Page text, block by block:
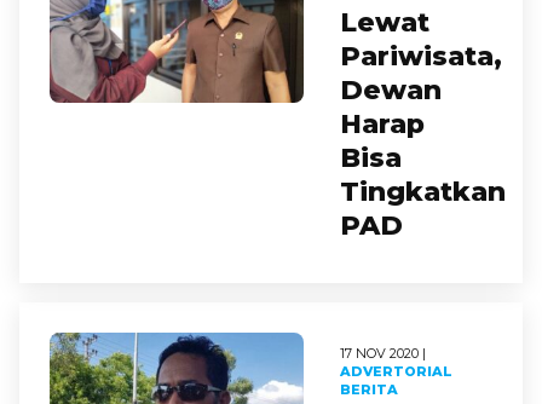
Lewat
Pariwisata,
Dewan
Harap
Bisa
Tingkatkan
PAD
17 NOV 2020 |
ADVERTORIAL
BERITA